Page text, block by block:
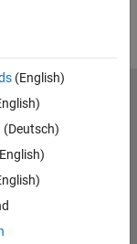
(English)
(Deutsch)
privacy